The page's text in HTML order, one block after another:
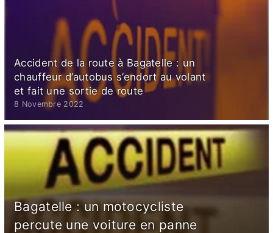
Accident de la route à Bagatelle : un
chauffeur d’autobus s’endort au volant
et fait une sortie de route
8 Novembre 2022
Bagatelle : un motocycliste
percute une voiture en panne